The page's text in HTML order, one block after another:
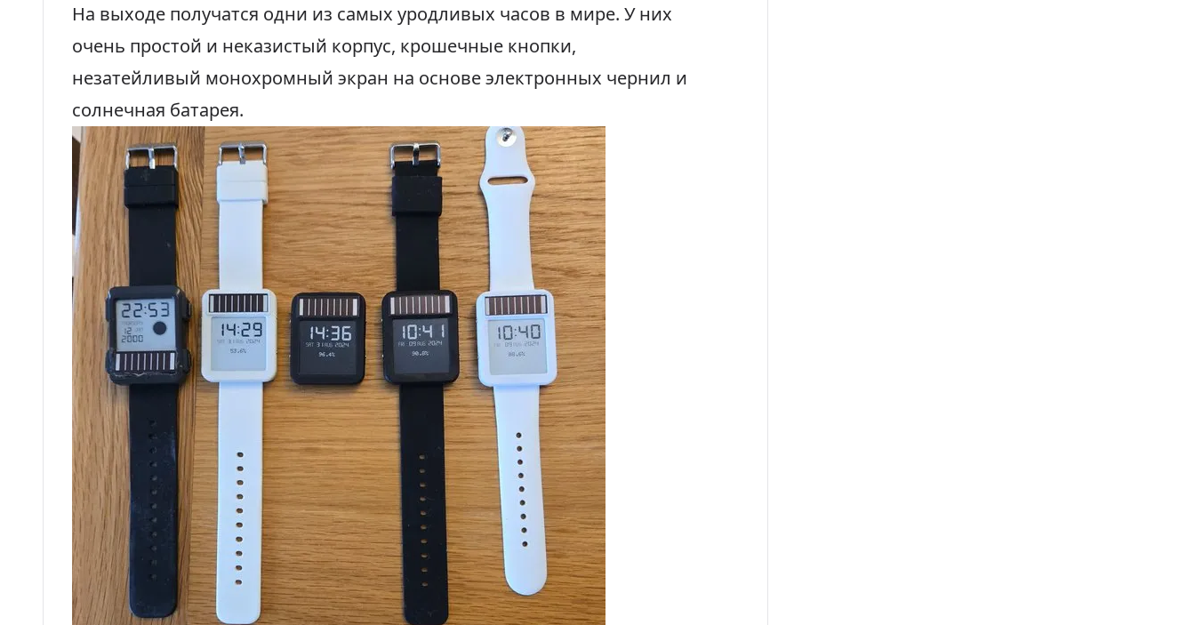
На выходе получатся одни из самых уродливых часов в мире. У них
очень простой и неказистый корпус, крошечные кнопки,
незатейливый монохромный экран на основе электронных чернил и
солнечная батарея.